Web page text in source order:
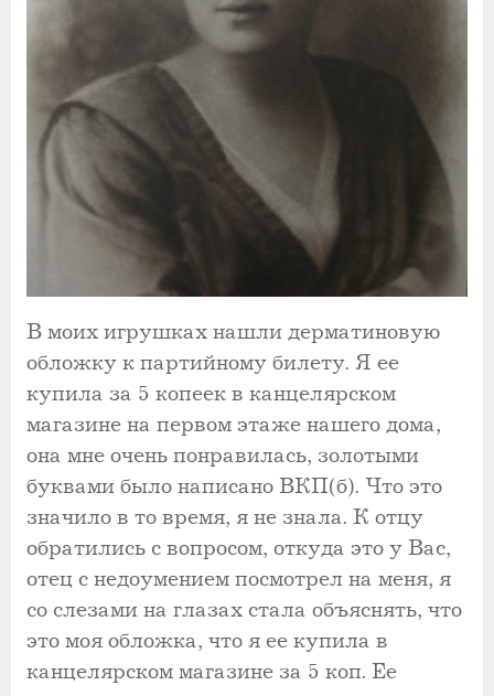
В моих игрушках нашли дерматиновую
обложку к партийному билету. Я ее
купила за 5 копеек в канцелярском
магазине на первом этаже нашего дома,
она мне очень понравилась, золотыми
буквами было написано ВКП(б). Что это
значило в то время, я не знала. К отцу
обратились с вопросом, откуда это у Вас,
отец с недоумением посмотрел на меня, я
со слезами на глазах стала объяснять, что
это моя обложка, что я ее купила в
канцелярском магазине за 5 коп. Ее